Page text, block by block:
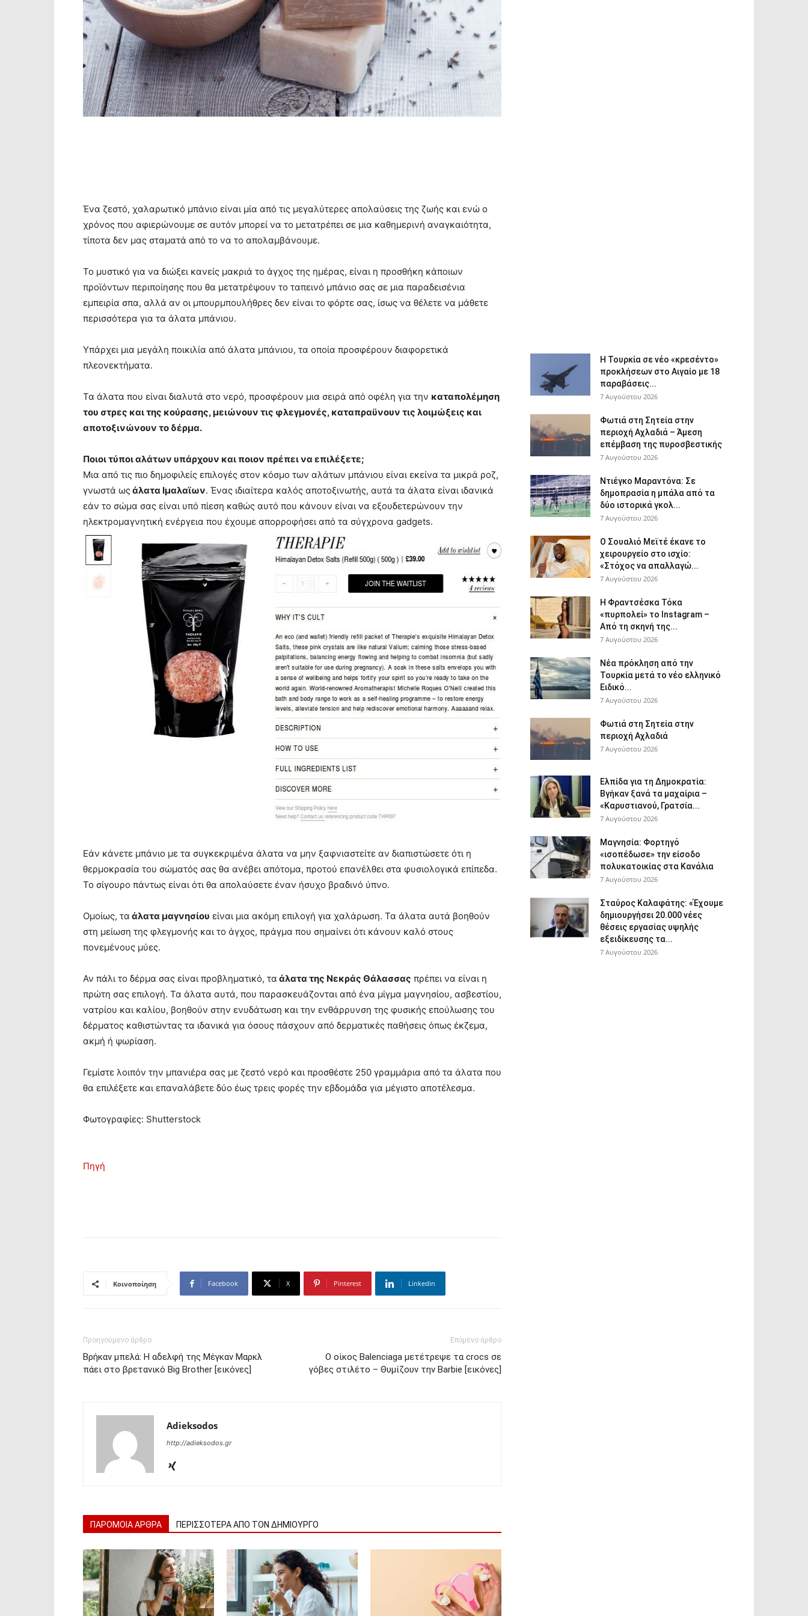
Ένα ζεστό, χαλαρωτικό μπάνιο είναι μία από τις μεγαλύτερες απολαύσεις της ζωής και ενώ ο
χρόνος που αφιερώνουμε σε αυτόν μπορεί να το μετατρέπει σε μια καθημερινή αναγκαιότητα,
τίποτα δεν μας σταματά από το να το απολαμβάνουμε.
Το μυστικό για να διώξει κανείς μακριά το άγχος της ημέρας, είναι η προσθήκη κάποιων
προϊόντων περιποίησης που θα μετατρέψουν το ταπεινό μπάνιο σας σε μια παραδεισένια
εμπειρία σπα, αλλά αν οι μπουρμπουλήθρες δεν είναι το φόρτε σας, ίσως να θέλετε να μάθετε
περισσότερα για τα άλατα μπάνιου.
Υπάρχει μια μεγάλη ποικιλία από άλατα μπάνιου, τα οποία προσφέρουν διαφορετικά
πλεονεκτήματα.
Τα άλατα που είναι διαλυτά στο νερό, προσφέρουν μια σειρά από οφέλη για την καταπολέμηση
του στρες και της κούρασης, μειώνουν τις φλεγμονές, καταπραϋνουν τις λοιμώξεις και
αποτοξινώνουν το δέρμα.
Ποιοι τύποι αλάτων υπάρχουν και ποιον πρέπει να επιλέξετε;
Μια από τις πιο δημοφιλείς επιλογές στον κόσμο των αλάτων μπάνιου είναι εκείνα τα μικρά ροζ,
γνωστά ωςάλατα Ιμαλαϊων. Ένας ιδιαίτερα καλός αποτοξινωτής, αυτά τα άλατα είναι ιδανικά
εάν το σώμα σας είναι υπό πίεση καθώς αυτό που κάνουν είναι να εξουδετερώνουν την
ηλεκτρομαγνητική ενέργεια που έχουμε απορροφήσει από τα σύγχρονα gadgets.
Εάν κάνετε μπάνιο με τα συγκεκριμένα άλατα να μην ξαφνιαστείτε αν διαπιστώσετε ότι η
θερμοκρασία του σώματός σας θα ανέβει απότομα, προτού επανέλθει στα φυσιολογικά επίπεδα.
Το σίγουρο πάντως είναι ότι θα απολαύσετε έναν ήσυχο βραδινό ύπνο.
Ομοίως, τα άλατα μαγνησίου είναι μια ακόμη επιλογή για χαλάρωση. Τα άλατα αυτά βοηθούν
στη μείωση της φλεγμονής και το άγχος, πράγμα που σημαίνει ότι κάνουν καλό στους
πονεμένους μύες.
Αν πάλι το δέρμα σας είναι προβληματικό, τα άλατα της Νεκράς Θάλασσας πρέπει να είναι η
πρώτη σας επιλογή. Τα άλατα αυτά, που παρασκευάζονται από ένα μίγμα μαγνησίου, ασβεστίου,
νατρίου και καλίου, βοηθούν στην ενυδάτωση και την ενθάρρυνση της φυσικής επούλωσης του
δέρματος καθιστώντας τα ιδανικά για όσους πάσχουν από δερματικές παθήσεις όπως έκζεμα,
ακμή ή ψωρίαση.
Γεμίστε λοιπόν την μπανιέρα σας με ζεστό νερό και προσθέστε 250 γραμμάρια από τα άλατα που
θα επιλέξετε και επαναλάβετε δύο έως τρεις φορές την εβδομάδα για μέγιστο αποτέλεσμα.
Φωτογραφίες: Shutterstock
Πηγή
Κοινοποίηση Facebook X Pinterest Linkedin
Προηγούμενο άρθρο
Βρήκαν μπελά: Η αδελφή της Μέγκαν Μαρκλ
πάει στο βρετανικό Big Brother [εικόνες]
Επόμενο άρθρο
Ο οίκος Balenciaga μετέτρεψε τα crocs σε
γόβες στιλέτο – Θυμίζουν την Barbie [εικόνες]
Adieksodos
http://adieksodos.gr
ΠΑΡΟΜΟΙΑ ΑΡΘΡΑ ΠΕΡΙΣΣΟΤΕΡΑ ΑΠΟ ΤΟΝ ΔΗΜΙΟΥΡΓΟ
Η Τουρκία σε νέο «κρεσέντο»
προκλήσεων στο Αιγαίο με 18
παραβάσεις...
7 Αυγούστου 2026
Φωτιά στη Σητεία στην
περιοχή Αχλαδιά – Άμεση
επέμβαση της πυροσβεστικής
7 Αυγούστου 2026
Ντιέγκο Μαραντόνα: Σε
δημοπρασία η μπάλα από τα
δύο ιστορικά γκολ...
7 Αυγούστου 2026
Ο Σουαλιό Μεϊτέ έκανε το
χειρουργείο στο ισχίο:
«Στόχος να απαλλαγώ...
7 Αυγούστου 2026
Η Φραντσέσκα Τόκα
«πυρπολεί» το Instagram –
Από τη σκηνή της...
7 Αυγούστου 2026
Νέα πρόκληση από την
Τουρκία μετά το νέο ελληνικό
Ειδικό...
7 Αυγούστου 2026
Φωτιά στη Σητεία στην
περιοχή Αχλαδιά
7 Αυγούστου 2026
Ελπίδα για τη Δημοκρατία:
Βγήκαν ξανά τα μαχαίρια –
«Καρυστιανού, Γρατσία...
7 Αυγούστου 2026
Μαγνησία: Φορτηγό
«ισοπέδωσε» την είσοδο
πολυκατοικίας στα Κανάλια
7 Αυγούστου 2026
Σταύρος Καλαφάτης: «Έχουμε
δημιουργήσει 20.000 νέες
θέσεις εργασίας υψηλής
εξειδίκευσης τα...
7 Αυγούστου 2026